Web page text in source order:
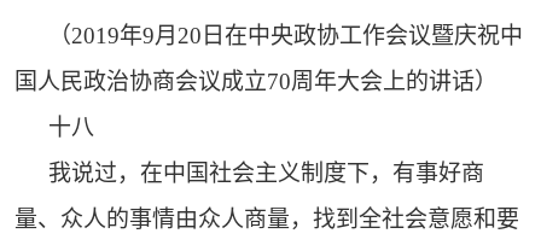
（2019年9月20日在中央政协工作会议暨庆祝中
国人民政治协商会议成立70周年大会上的讲话）
十八
我说过，在中国社会主义制度下，有事好商
量、众人的事情由众人商量，找到全社会意愿和要